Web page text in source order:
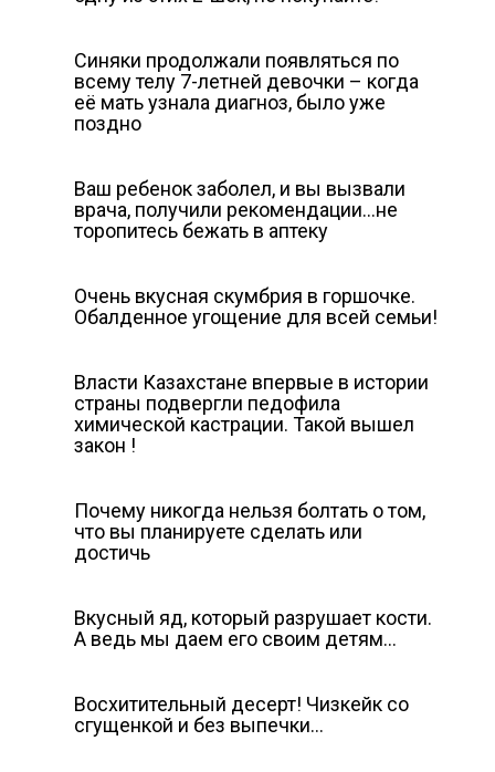
Синяки продолжали появляться по
всему телу 7-летней девочки – когда
её мать узнала диагноз, было уже
поздно
Ваш ребенок заболел, и вы вызвали
врача, получили рекомендации…не
торопитесь бежать в аптеку
Очень вкусная cкумбрия в горшочке.
Обалденное угощение для всей семьи!
Власти Казахстане впервые в истории
страны подвергли педофила
химической кастрации. Такой вышел
закон !
Почему никогда нельзя болтать о том,
что вы планируете сделать или
достичь
Вкусный яд, который разрушает кости.
А ведь мы даем его своим детям…
Восхитительный десерт! Чизкейк со
сгущенкой и без выпечки…